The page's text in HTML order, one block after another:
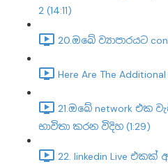
2 (14:11)
20.ඔබේ ව්‍යාපාරයට
Here Are The
21.ඔබේ network එක
භාවිතා කරන විදිහ (1:29)
22. linkedin Live